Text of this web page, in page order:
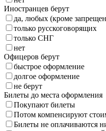
Иностранцев берут
да, любых (кроме
только русскоговорящих
только СНГ
нет
Офицеров берут
быстрое оформление
долгое оформление
не берут
Билеты до места оформления
Покупают билеты
Потом компенсируют
Билеты не оплачиваются